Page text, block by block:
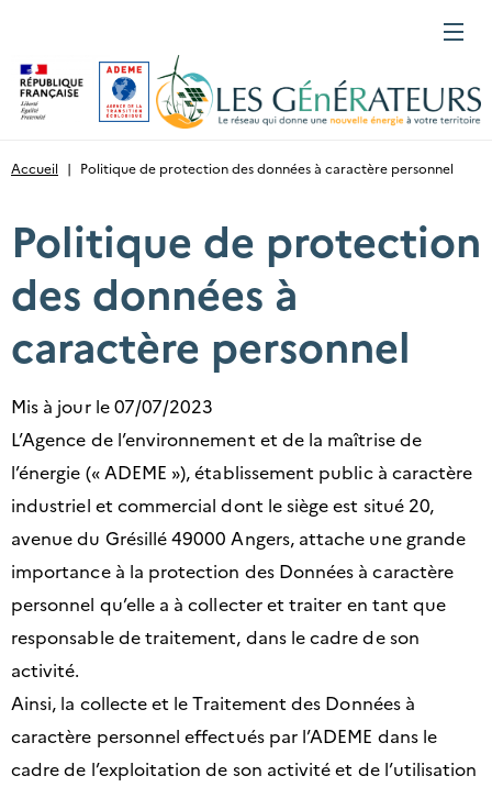
Menu
Accueil | Politique de protection des données à caractère personnel
Politique de protection
des données à
caractère personnel
Mis à jour le 07/07/2023
L’Agence de l’environnement et de la maîtrise de
l’énergie (« ADEME »), établissement public à caractère
industriel et commercial dont le siège est situé 20,
avenue du Grésillé 49000 Angers, attache une grande
importance à la protection des Données à caractère
personnel qu’elle a à collecter et traiter en tant que
responsable de traitement, dans le cadre de son
activité.
Ainsi, la collecte et le Traitement des Données à
caractère personnel effectués par l’ADEME dans le
cadre de l’exploitation de son activité et de l’utilisation